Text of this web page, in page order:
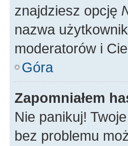
znajdziesz opcję
nazwa
moderatorów i
Góra
Zapomniałem
Nie panikuj!
bez problemu